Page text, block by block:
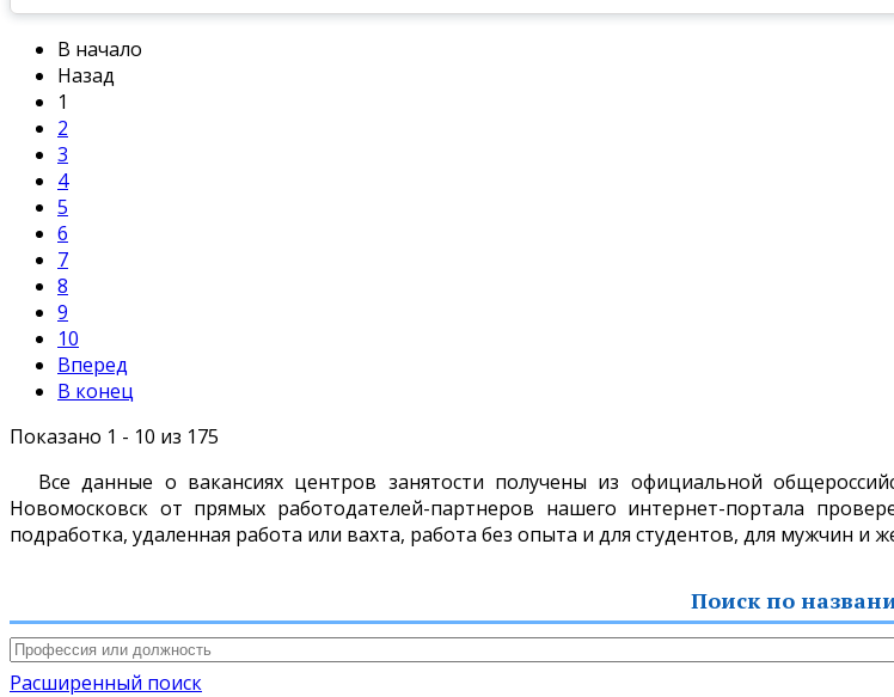
В начало
Назад
1
2
3
4
5
6
7
8
9
10
Вперед
В конец
Показано 1 - 10 из 175
Все данные о вакансиях центров занятости получены из официальной
Новомосковск от прямых работодателей-партнеров нашего интернет-портала
подработка, удаленная работа или вахта, работа без опыта и для студентов, для мужчин
Поиск по
Расширенный поиск